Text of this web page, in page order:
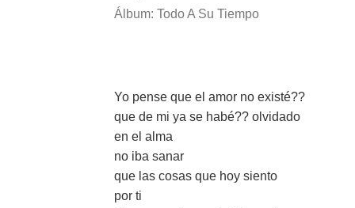
Álbum: Todo A Su Tiempo
Yo pense que el amor no existé??
que de mi ya se habé?? olvidado
en el alma
no iba sanar
que las cosas que hoy siento
por ti